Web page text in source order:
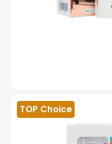
TOP Choice